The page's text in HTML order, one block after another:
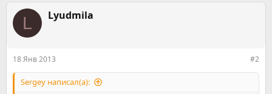
к
ц
и
L Lyudmila
18 Янв 2013 #2
Sergey написал(а):